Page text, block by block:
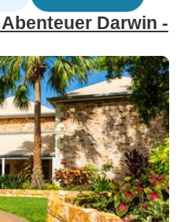
Darwin -